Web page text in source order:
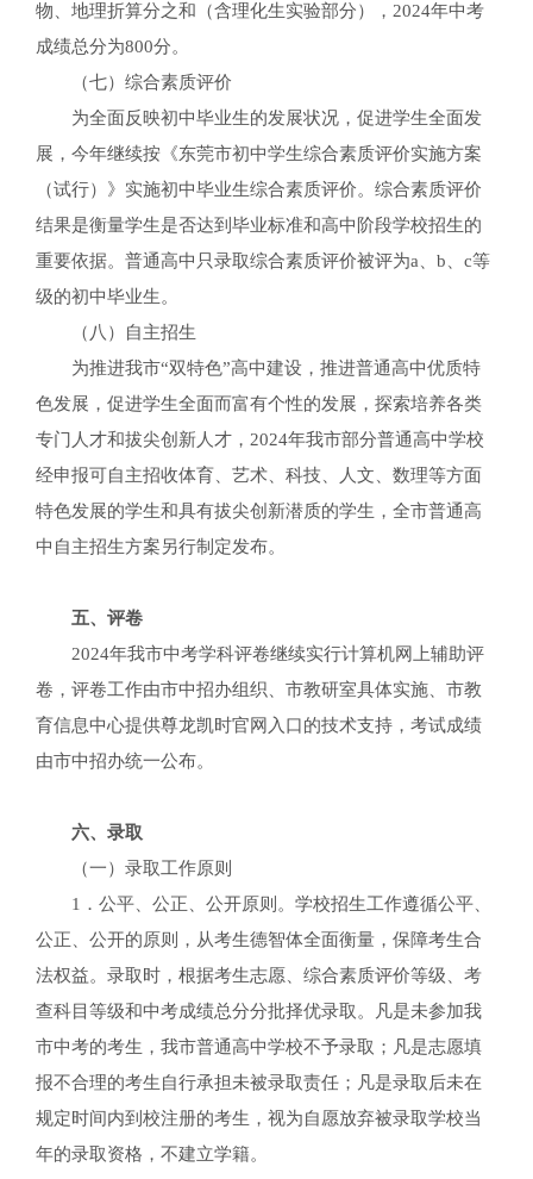
物、地理折算分之和（含理化生实验部分），2024年中考
成绩总分为800分。
（七）综合素质评价
为全面反映初中毕业生的发展状况，促进学生全面发
展，今年继续按《东莞市初中学生综合素质评价实施方案
（试行）》实施初中毕业生综合素质评价。综合素质评价
结果是衡量学生是否达到毕业标准和高中阶段学校招生的
重要依据。普通高中只录取综合素质评价被评为a、b、c等
级的初中毕业生。
（八）自主招生
为推进我市“双特色”高中建设，推进普通高中优质特
色发展，促进学生全面而富有个性的发展，探索培养各类
专门人才和拔尖创新人才，2024年我市部分普通高中学校
经申报可自主招收体育、艺术、科技、人文、数理等方面
特色发展的学生和具有拔尖创新潜质的学生，全市普通高
中自主招生方案另行制定发布。
五、评卷
2024年我市中考学科评卷继续实行计算机网上辅助评
卷，评卷工作由市中招办组织、市教研室具体实施、市教
育信息中心提供尊龙凯时官网入口的技术支持，考试成绩
由市中招办统一公布。
六、录取
（一）录取工作原则
1．公平、公正、公开原则。学校招生工作遵循公平、
公正、公开的原则，从考生德智体全面衡量，保障考生合
法权益。录取时，根据考生志愿、综合素质评价等级、考
查科目等级和中考成绩总分分批择优录取。凡是未参加我
市中考的考生，我市普通高中学校不予录取；凡是志愿填
报不合理的考生自行承担未被录取责任；凡是录取后未在
规定时间内到校注册的考生，视为自愿放弃被录取学校当
年的录取资格，不建立学籍。